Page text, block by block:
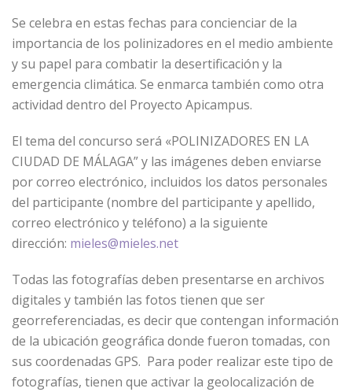
Se celebra en estas fechas para concienciar de la
importancia de los polinizadores en el medio ambiente
y su papel para combatir la desertificación y la
emergencia climática. Se enmarca también como otra
actividad dentro del Proyecto Apicampus.
El tema del concurso será «POLINIZADORES EN LA
CIUDAD DE MÁLAGA” y las imágenes deben enviarse
por correo electrónico, incluidos los datos personales
del participante (nombre del participante y apellido,
correo electrónico y teléfono) a la siguiente
dirección: mieles@mieles.net
Todas las fotografías deben presentarse en archivos
digitales y también las fotos tienen que ser
georreferenciadas, es decir que contengan información
de la ubicación geográfica donde fueron tomadas, con
sus coordenadas GPS. Para poder realizar este tipo de
fotografías, tienen que activar la geolocalización de